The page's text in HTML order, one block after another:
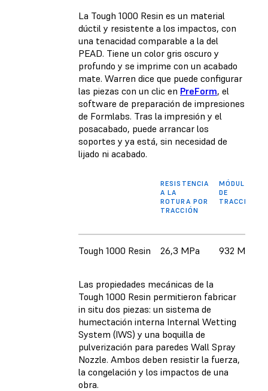
La Tough 1000 Resin es un material
dúctil y resistente a los impactos, con
una tenacidad comparable a la del
PEAD. Tiene un color gris oscuro y
profundo y se imprime con un acabado
mate. Warren dice que puede configurar
las piezas con un clic en PreForm, el
software de preparación de impresiones
de Formlabs. Tras la impresión y el
posacabado, puede arrancar los
soportes y ya está, sin necesidad de
lijado ni acabado.
RESISTENCIA
A LA
ROTURA POR
TRACCIÓN
MÓDULO
DE
TRACCIÓN
Tough 1000 Resin 26,3 MPa 932 MPa
Las propiedades mecánicas de la
Tough 1000 Resin permitieron fabricar
in situ dos piezas: un sistema de
humectación interna Internal Wetting
System (IWS) y una boquilla de
pulverización para paredes Wall Spray
Nozzle. Ambos deben resistir la fuerza,
la congelación y los impactos de una
obra.